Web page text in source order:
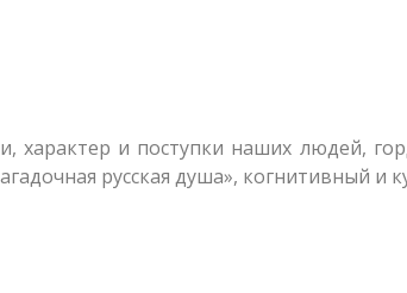
характер и поступки наших людей,
русская душа», когнитивный и